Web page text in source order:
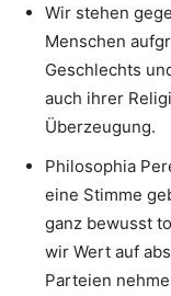
Wir stehen
Menschen
Geschlechts
auch ihrer
Überzeugung.
Philosophia
eine Stimme
ganz bewusst
wir Wert auf
Parteien